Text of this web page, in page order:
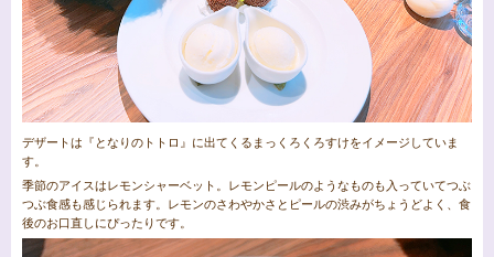
デザートは『となりのトトロ』に出てくるまっくろくろすけをイメージしていま
す。
季節のアイスはレモンシャーベット。レモンピールのようなものも入っていてつぶ
つぶ食感も感じられます。レモンのさわやかさとピールの渋みがちょうどよく、食
後のお口直しにぴったりです。